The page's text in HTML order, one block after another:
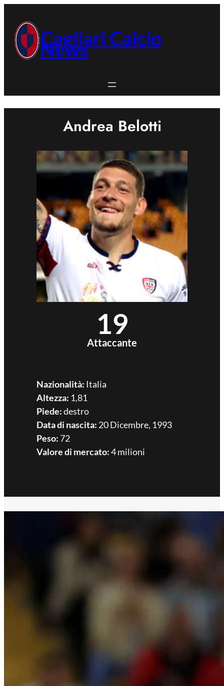
contenuto Cagliari Calcio
News
Andrea Belotti
19
Attaccante
Nazionalità: Italia
Altezza: 1,81
Piede:destro
Data di nascita: 20 Dicembre, 1993
Peso: 72
Valore di mercato:4 milioni